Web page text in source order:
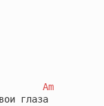
Am
глаза